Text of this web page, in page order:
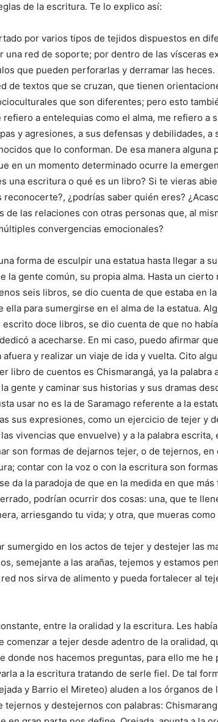
de la escritura. Te lo explico así:
por varios tipos de tejidos dispuestos en
una red de soporte; por dentro de las vísceras
que pueden perforarlas y derramar las heces.
de textos que se cruzan, que tienen
que son diferentes; pero esto
a entelequias como el alma, me refiero a
y agresiones, a sus defensas y debilidades, a
que lo conforman. De esa manera alguna
en un momento determinado ocurre la
una escritura o qué es un libro? Si te vieras
¿podrías saber quién eres?
de las relaciones con otras personas que, al
convergencias emocionales?
forma de esculpir una estatua hasta llegar a
la gente común, su propia alma. Hasta un cierto
seis libros, se dio cuenta de que estaba en
ella para sumergirse en el alma de la estatua.
doce libros, se dio cuenta de que no
a acecharse. En mi caso, puedo afirmar
y realizar un viaje de ida y vuelta. Cito
libro de cuentos es Chismarangá, ya la palabra
gente y caminar sus historias y sus dramas
usar no es la de Saramago referente a la
sus expresiones, como un ejercicio de tejer y
vivencias que envuelve) y a la palabra escrita,
son formas de dejarnos tejer, o de tejernos, en
contar con la voz o con la escritura son
da la paradoja de que en la medida en que más
podrían ocurrir dos cosas: una, que te
arriesgando tu vida; y otra, que mueras
sumergido en los actos de tejer y destejer las
semejante a las arañas, tejemos y estamos
nos sirva de alimento y pueda fortalecer al
entre la oralidad y la escritura. Les
comenzar a tejer desde adentro de la oralidad,
donde nos hacemos preguntas, para ello me he
a la escritura tratando de serle fiel. De tal
y Barrio el Mireteo) aluden a los órganos de
y destejernos con palabras: